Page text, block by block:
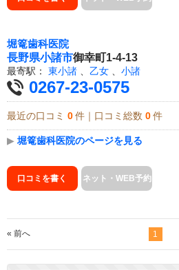
堀篭歯科医院
長野県小諸市御幸町1-4-13
最寄駅： 東小諸 、 乙女 、 小諸
0267-23-0575
最近の口コミ 0 件｜口コミ総数 0 件
▶ 堀篭歯科医院のページを見る
口コミを書く ネット・WEB予約
« 前へ 1